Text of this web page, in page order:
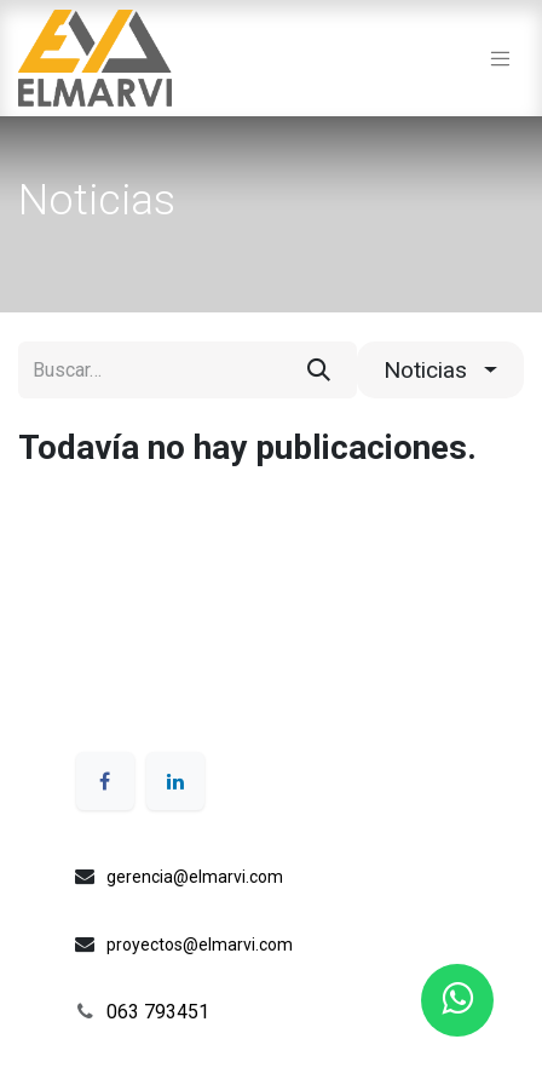
Noticias
Noticias
Todavía no hay publicaciones.
gerencia@elmarvi.com
proyectos@elmarvi.com
063 793451